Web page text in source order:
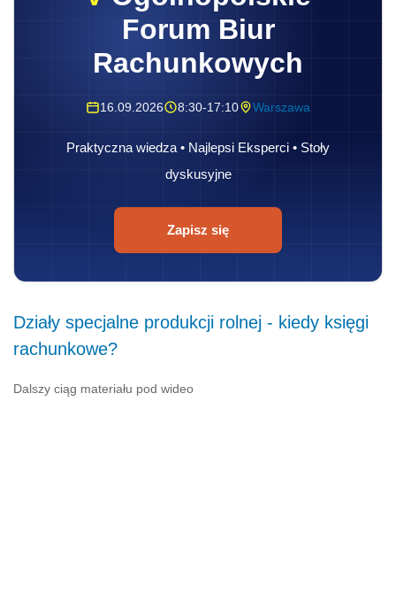
Forum Biur
Rachunkowych
16.09.2026 8:30-17:10 Warszawa
Praktyczna wiedza • Najlepsi Eksperci • Stoły
dyskusyjne
Zapisz się
Działy specjalne produkcji rolnej - kiedy księgi
rachunkowe?
Dalszy ciąg materiału pod wideo